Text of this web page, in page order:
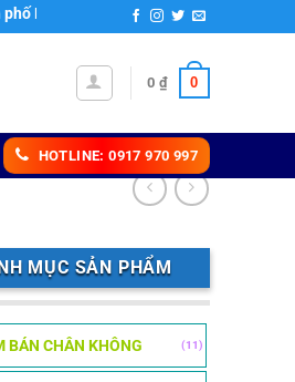
Tỉnh Đồng Nai, Hotline:
0 ₫ 0
HOTLINE: 0917 970 997
MỤC SẢN PHẨM
BÁN CHÂN KHÔNG (11)